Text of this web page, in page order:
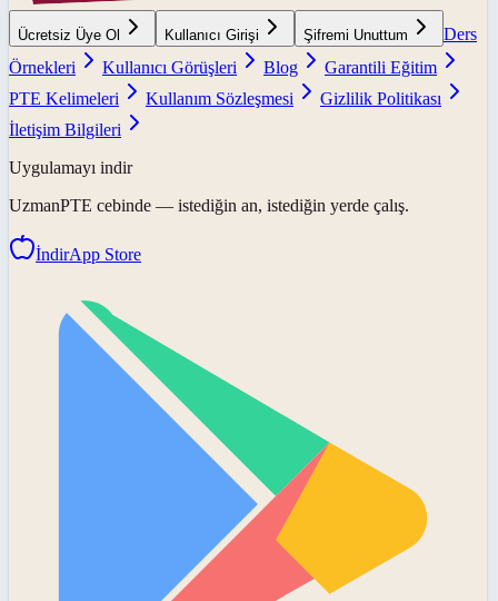
Ücretsiz Üye Ol Kullanıcı Girişi Şifremi Unuttum
Ders
Örnekleri
Kullanıcı Görüşleri Blog
Garantili Eğitim
PTE Kelimeleri
Kullanım Sözleşmesi
Gizlilik Politikası
İletişim Bilgileri
Uygulamayı indir
UzmanPTE cebinde — istediğin an, istediğin yerde çalış.
İndirApp Store